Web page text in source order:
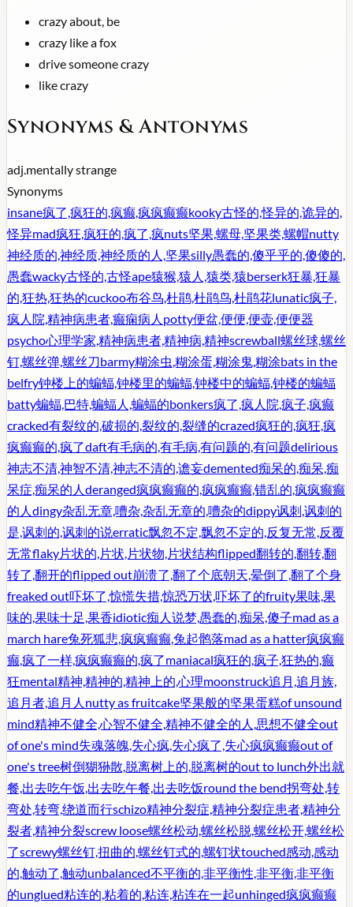
crazy about, be
crazy like a fox
drive someone crazy
like crazy
Synonyms & Antonyms
adj.mentally strange
Synonyms
insane疯了,疯狂的,疯癫,疯疯癫癫kooky古怪的,怪异的,诡异的,
怪异mad疯狂,疯狂的,疯了,疯nuts坚果,螺母,坚果类,螺帽nutty
神经质的,神经质,神经质的人,坚果silly愚蠢的,傻乎乎的,傻傻的,
愚蠢wacky古怪的,古怪ape猿猴,猿人,猿类,猿berserk狂暴,狂暴
的,狂热,狂热的cuckoo布谷鸟,杜鹃,杜鹃鸟,杜鹃花lunatic疯子,
疯人院,精神病患者,癫痫病人 potty便盆,便便,便壶,便便器
psycho心理学家,精神病患者,精神病,精神screwball螺丝球,螺丝
钉,螺丝弹,螺丝刀barmy糊涂虫,糊涂蛋,糊涂鬼,糊涂bats in the
belfry钟楼上的蝙蝠,钟楼里的蝙蝠,钟楼中的蝙蝠,钟楼的蝙蝠
batty蝙蝠,巴特,蝙蝠人,蝙蝠的bonkers疯了,疯人院,疯子,疯癫
cracked有裂纹的,破损的,裂纹的,裂缝的crazed疯狂的,疯狂,疯
疯癫癫的,疯了daft有毛病的,有毛病,有问题的,有问题delirious
神志不清,神智不清,神志不清的,谵妄demented痴呆的,痴呆,痴
呆症,痴呆的人 deranged疯疯癫癫的,疯疯癫癫,错乱的,疯疯癫癫
的人 dingy杂乱无章,嘈杂,杂乱无章的,嘈杂的dippy讽刺,讽刺的
是,讽刺的,讽刺的说erratic飘忽不定,飘忽不定的,反复无常,反覆
无常flaky片状的,片状,片状物,片状结构flipped翻转的,翻转,翻
转了,翻开的flipped out崩溃了,翻了个底朝天,晕倒了,翻了个身
freaked out吓坏了,惊慌失措,惊恐万状,吓坏了的fruity果味,果
味的,果味十足,果香idiotic痴人说梦,愚蠢的,痴呆,傻子mad as a
march hare兔死狐悲,疯疯癫癫,兔起鹘落mad as a hatter疯疯癫
癫,疯了一样,疯疯癫癫的,疯了maniacal疯狂的,疯子,狂热的,癫
狂mental精神,精神的,精神上的,心理moonstruck追月,追月族,
追月者,追月人 nutty as fruitcake坚果般的坚果蛋糕of unsound
mind精神不健全,心智不健全,精神不健全的人,思想不健全out
of one's mind失魂落魄,失心疯,失心疯了,失心疯疯癫癫out of
one's tree树倒猢狲散,脱离树上的,脱离树的out to lunch外出就
餐,出去吃午饭,出去吃午餐,出去吃饭round the bend拐弯处,转
弯处,转弯,绕道而行schizo精神分裂症,精神分裂症患者,精神分
裂者,精神分裂screw loose螺丝松动,螺丝松脱,螺丝松开,螺丝松
了screwy螺丝钉,扭曲的,螺丝钉式的,螺钉状touched感动,感动
的,触动了,触动unbalanced不平衡的,非平衡性,非平衡,非平衡
的unglued粘连的,粘着的,粘连,粘连在一起unhinged疯疯癫癫